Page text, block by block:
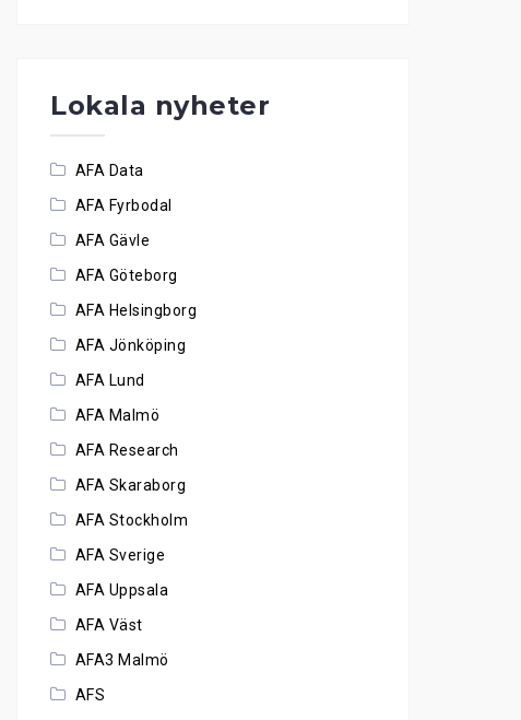
Lokala nyheter
AFA Data
AFA Fyrbodal
AFA Gävle
AFA Göteborg
AFA Helsingborg
AFA Jönköping
AFA Lund
AFA Malmö
AFA Research
AFA Skaraborg
AFA Stockholm
AFA Sverige
AFA Uppsala
AFA Väst
AFA3 Malmö
AFS